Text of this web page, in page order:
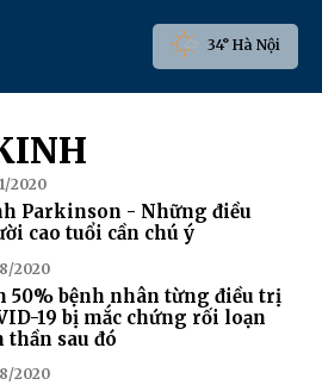
34° Hà Nội
2020
Parkinson - Những điều
cao tuổi cần chú ý
2020
50% bệnh nhân từng điều trị
19 bị mắc chứng rối loạn
thần sau đó
2020